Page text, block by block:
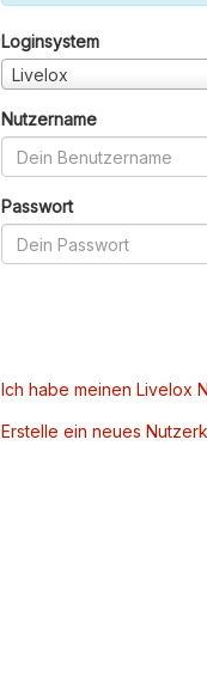
Loginsystem
Livelox
Nutzername
Passwort
Ich habe meinen Livelox
Erstelle ein neues